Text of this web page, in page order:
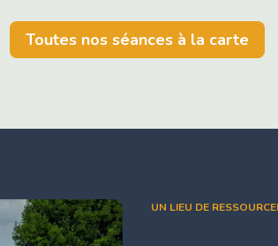
Toutes nos séances à la carte
UN LIEU DE